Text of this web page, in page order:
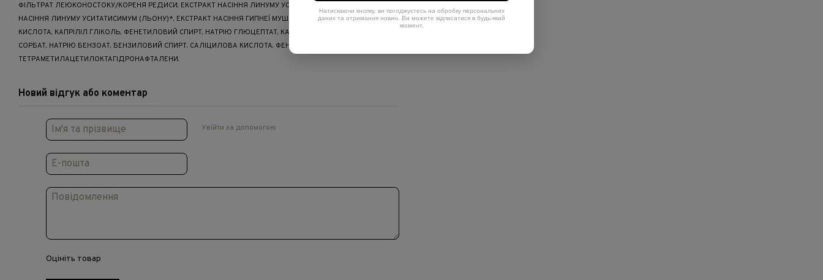
ФІЛЬТРАТ ЛЕЮКОНОСТОКУ/КОРЕНЯ РЕДИСИ, ЕКСТРАКТ НАСІННЯ ЛИНУМУ УСІТАТИСИМУМУ (ЕКСТРАКТ
НАСІННЯ ЛИНУМУ УСИТАТИСИМУМ (ЛЬОНУ)*, ЕКСТРАКТ НАСІННЯ ГИПНЕЇ МУШИКОВОЇ, САХАРОЗА, ЛИМОННА
КИСЛОТА, КАПРІЛІЛ ГЛІКОЛЬ, ФЕНЕТИЛОВИЙ СПИРТ, НАТРІЮ ГЛЮЦЕПТАТ, КАЛІЮ ГЛЮКОНАТ, КАЛІЮ
СОРБАТ, НАТРІЮ БЕНЗОАТ, БЕНЗИЛОВИЙ СПИРТ, САЛІЦИЛОВА КИСЛОТА, ФЕНОКСІЕТАНОЛ,
ТЕТРАМЕТИЛАЦЕТИЛОКТАГІДРОНАФТАЛЕНИ.
Новий відгук або коментар
Увійти за допомогою
Оцініть товар
Натискаючи кнопку, ви погоджуєтесь на обробку персональних
даних та отримання новин. Ви можете відписатися в будь-який
момент.